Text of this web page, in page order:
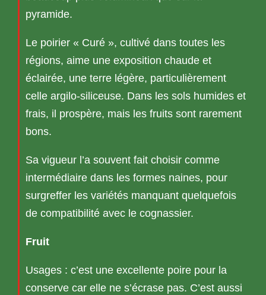
pyramide.
Le poirier « Curé », cultivé dans toutes les
régions, aime une exposition chaude et
éclairée, une terre légère, particulièrement
celle argilo-siliceuse. Dans les sols humides et
frais, il prospère, mais les fruits sont rarement
bons.
Sa vigueur l’a souvent fait choisir comme
intermédiaire dans les formes naines, pour
surgreffer les variétés manquant quelquefois
de compatibilité avec le cognassier.
Fruit
Usages : c’est une excellente poire pour la
conserve car elle ne s’écrase pas. C’est aussi